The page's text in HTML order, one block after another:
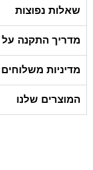
שאלות נפוצות
מדריך התקנה על
מדיניות משלוחים
המוצרים שלנו